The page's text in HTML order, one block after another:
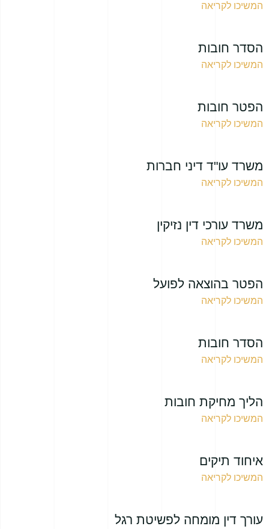
המשיכו לקריאה
הסדר חובות
המשיכו לקריאה
הפטר חובות
המשיכו לקריאה
משרד עו"ד דיני חברות
המשיכו לקריאה
משרד עורכי דין נזיקין
המשיכו לקריאה
הפטר בהוצאה לפועל
המשיכו לקריאה
הסדר חובות
המשיכו לקריאה
הליך מחיקת חובות
המשיכו לקריאה
איחוד תיקים
המשיכו לקריאה
עורך דין מומחה לפשיטת רגל